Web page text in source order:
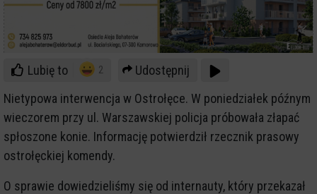
Lubię to 2
Udostępnij
Nietypowa interwencja w Ostrołęce. W poniedziałek późnym
wieczorem przy ul. Warszawskiej policja próbowała złapać
spłoszone konie. Informację potwierdził rzecznik prasowy
ostrołęckiej komendy.
O sprawie dowiedzieliśmy się od internauty, który przekazał